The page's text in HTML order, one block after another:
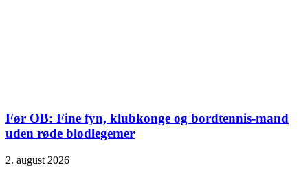
Før OB: Fine fyn, klubkonge og bordtennis-mand
uden røde blodlegemer
2. august 2026